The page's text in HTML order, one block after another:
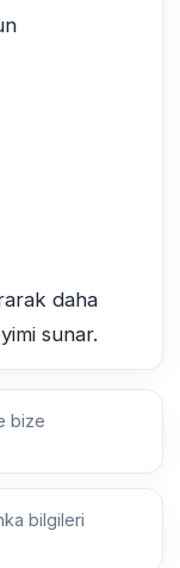
daha
sunar.
bize
bilgileri